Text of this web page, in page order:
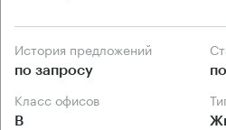
История предложений
по запросу
Класс офисов
B